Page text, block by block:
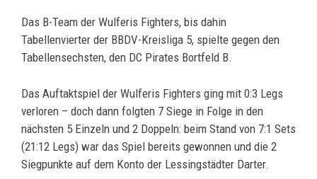
Das B-Team der Wulferis Fighters, bis dahin
Tabellenvierter der BBDV-Kreisliga 5, spielte gegen den
Tabellensechsten, den DC Pirates Bortfeld B.
Das Auftaktspiel der Wulferis Fighters ging mit 0:3 Legs
verloren – doch dann folgten 7 Siege in Folge in den
nächsten 5 Einzeln und 2 Doppeln: beim Stand von 7:1 Sets
(21:12 Legs) war das Spiel bereits gewonnen und die 2
Siegpunkte auf dem Konto der Lessingstädter Darter.